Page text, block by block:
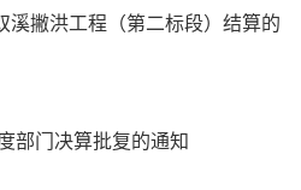
溪撇洪工程（第二标段）结算的
部门决算批复的通知